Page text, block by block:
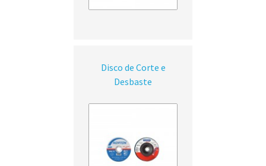
Disco de Corte e
Desbaste